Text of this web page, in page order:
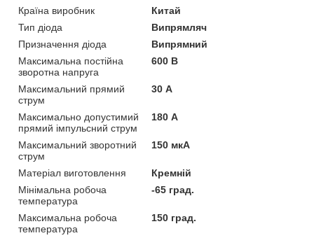
Країна виробник
Китай
Тип діода
Випрямляч
Призначення діода
Випрямний
Максимальна постійна
зворотна напруга
600 В
Максимальний прямий
струм
30 А
Максимально допустимий
прямий імпульсний струм
180 А
Максимальний зворотний
струм
150 мкА
Матеріал виготовлення
Кремній
Мінімальна робоча
температура
-65 град.
Максимальна робоча
температура
150 град.